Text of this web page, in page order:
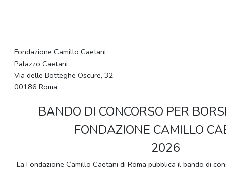
Fondazione Camillo Caetani
Palazzo Caetani
Via delle Botteghe Oscure, 32
00186 Roma
BANDO DI CONCORSO PER
FONDAZIONE CAMILLO
2026
La Fondazione Camillo Caetani di Roma pubblica il bando di